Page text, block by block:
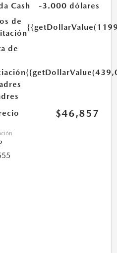
Cash
-3.000 dólares
de
de
$46,857